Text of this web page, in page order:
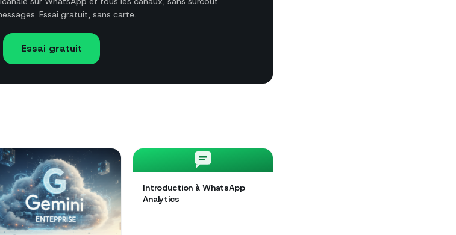
Essai gratuit, sans carte.
Essai gratuit
Introduction à WhatsApp
Analytics